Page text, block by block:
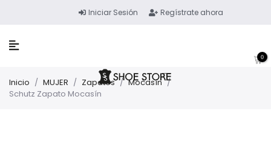
Iniciar Sesión Regístrate ahora
0
Inicio / MUJER / Zapatos / Mocasín /
Schutz Zapato Mocasín